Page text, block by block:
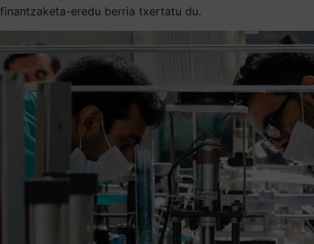
finantzaketa-eredu berria txertatu du.